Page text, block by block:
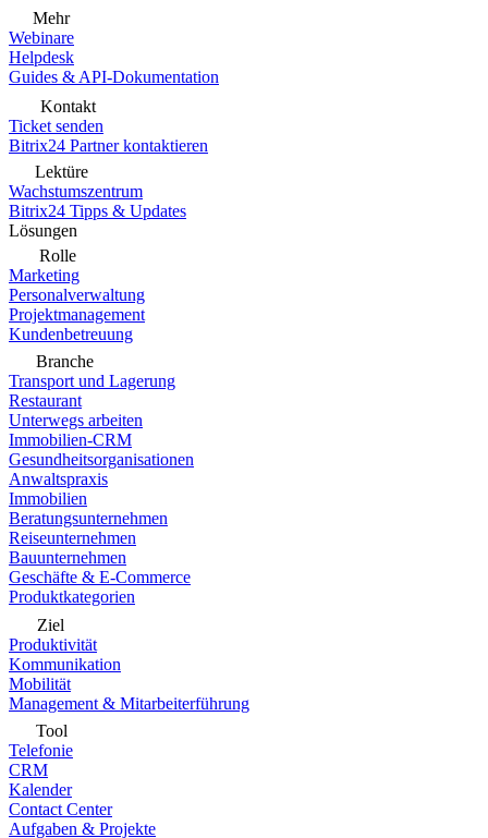
Mehr
Webinare
Helpdesk
Guides & API-Dokumentation
Kontakt
Ticket senden
Bitrix24 Partner kontaktieren
Lektüre
Wachstumszentrum
Bitrix24 Tipps & Updates
Lösungen
Rolle
Marketing
Personalverwaltung
Projektmanagement
Kundenbetreuung
Branche
Transport und Lagerung
Restaurant
Unterwegs arbeiten
Immobilien-CRM
Gesundheitsorganisationen
Anwaltspraxis
Immobilien
Beratungsunternehmen
Reiseunternehmen
Bauunternehmen
Geschäfte & E-Commerce
Produktkategorien
Ziel
Produktivität
Kommunikation
Mobilität
Management & Mitarbeiterführung
Tool
Telefonie
CRM
Kalender
Contact Center
Aufgaben & Projekte